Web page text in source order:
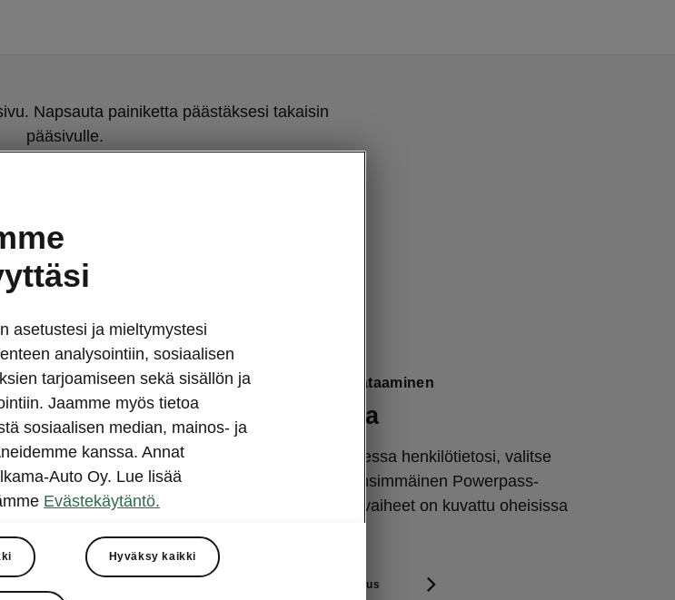
Napsauta painiketta päästäksesi takaisin
pääsivulle.
Julkisesta latausasemasta lataaminen
Etsi latausasemia
Täytä Powerpass-sovelluksessa henkilötietosi, valitse
sopiva lataustariffi ja tilaa ensimmäinen Powerpass-
latauskorttisi. Prosessin eri vaiheet on kuvattu oheisissa
Powerpass Map -tietoviihdesovellus
asetustesi ja mieltymystesi
analysointiin, sosiaalisen
tarjoamiseen sekä sisällön ja
Jaamme myös tietoa
sosiaalisen median, mainos- ja
kanssa. Annat
Auto Oy. Lue lisää
Evästekäytäntö.
Hyväksy kaikki